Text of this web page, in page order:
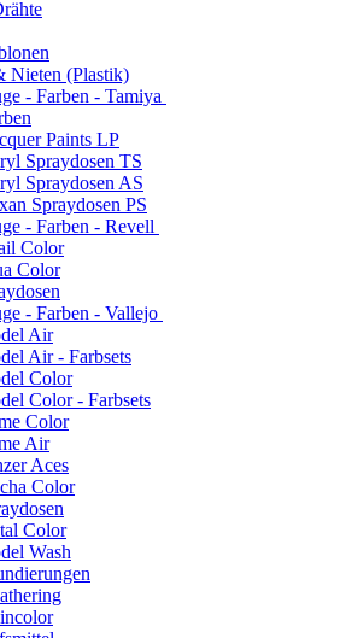
Nieten (Plastik)
- Farben - Tamiya
Paints LP
Spraydosen TS
Spraydosen AS
Spraydosen PS
- Farben - Revell
Color
Color
- Farben - Vallejo
Air
Air - Farbsets
Color
Color - Farbsets
Color
Air
Aces
Color
Color
Wash